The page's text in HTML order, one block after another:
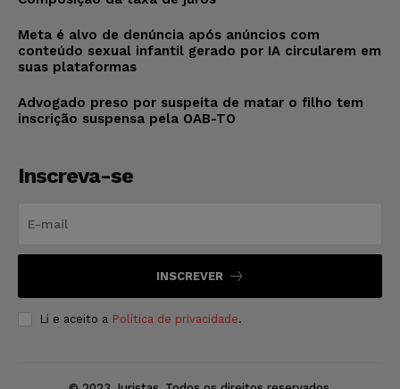
Meta é alvo de denúncia após anúncios com
conteúdo sexual infantil gerado por IA circularem em
suas plataformas
Advogado preso por suspeita de matar o filho tem
inscrição suspensa pela OAB-TO
Inscreva-se
INSCREVER
Li e aceito a Política de privacidade.